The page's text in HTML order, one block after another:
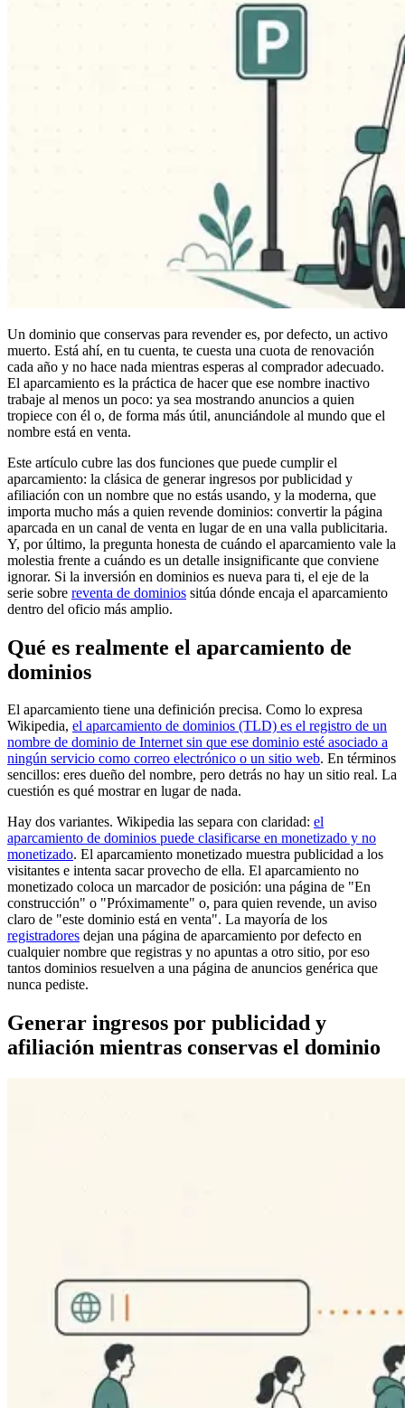
Un dominio que conservas para revender es, por defecto, un activo
muerto. Está ahí, en tu cuenta, te cuesta una cuota de renovación
cada año y no hace nada mientras esperas al comprador adecuado.
El aparcamiento es la práctica de hacer que ese nombre inactivo
trabaje al menos un poco: ya sea mostrando anuncios a quien
tropiece con él o, de forma más útil, anunciándole al mundo que el
nombre está en venta.
Este artículo cubre las dos funciones que puede cumplir el
aparcamiento: la clásica de generar ingresos por publicidad y
afiliación con un nombre que no estás usando, y la moderna, que
importa mucho más a quien revende dominios: convertir la página
aparcada en un canal de venta en lugar de en una valla publicitaria.
Y, por último, la pregunta honesta de cuándo el aparcamiento vale la
molestia frente a cuándo es un detalle insignificante que conviene
ignorar. Si la inversión en dominios es nueva para ti, el eje de la
serie sobre reventa de dominios sitúa dónde encaja el aparcamiento
dentro del oficio más amplio.
Qué es realmente el aparcamiento de
dominios
El aparcamiento tiene una definición precisa. Como lo expresa
Wikipedia, el aparcamiento de dominios (TLD) es el registro de un
nombre de dominio de Internet sin que ese dominio esté asociado a
ningún servicio como correo electrónico o un sitio web. En términos
sencillos: eres dueño del nombre, pero detrás no hay un sitio real. La
cuestión es qué mostrar en lugar de nada.
Hay dos variantes. Wikipedia las separa con claridad: el
aparcamiento de dominios puede clasificarse en monetizado y no
monetizado. El aparcamiento monetizado muestra publicidad a los
visitantes e intenta sacar provecho de ella. El aparcamiento no
monetizado coloca un marcador de posición: una página de "En
construcción" o "Próximamente" o, para quien revende, un aviso
claro de "este dominio está en venta". La mayoría de los
registradores dejan una página de aparcamiento por defecto en
cualquier nombre que registras y no apuntas a otro sitio, por eso
tantos dominios resuelven a una página de anuncios genérica que
nunca pediste.
Generar ingresos por publicidad y
afiliación mientras conservas el dominio